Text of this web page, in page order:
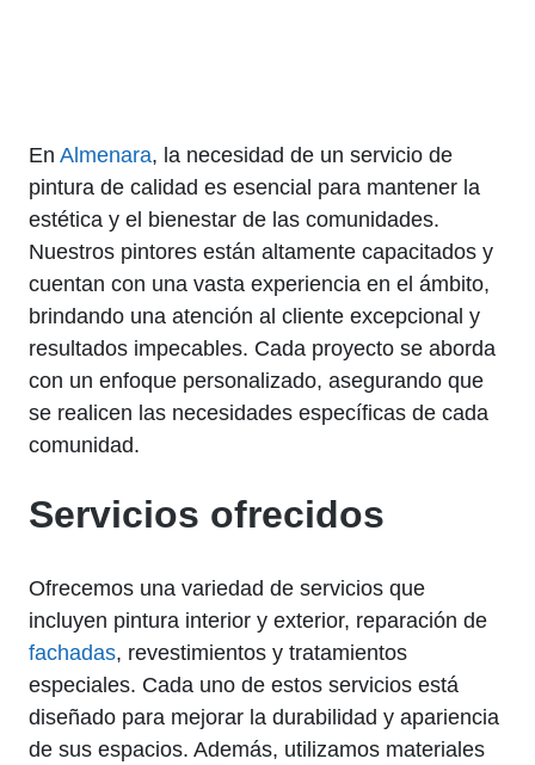
En Almenara, la necesidad de un servicio de
pintura de calidad es esencial para mantener la
estética y el bienestar de las comunidades.
Nuestros pintores están altamente capacitados y
cuentan con una vasta experiencia en el ámbito,
brindando una atención al cliente excepcional y
resultados impecables. Cada proyecto se aborda
con un enfoque personalizado, asegurando que
se realicen las necesidades específicas de cada
comunidad.
Servicios ofrecidos
Ofrecemos una variedad de servicios que
incluyen pintura interior y exterior, reparación de
fachadas, revestimientos y tratamientos
especiales. Cada uno de estos servicios está
diseñado para mejorar la durabilidad y apariencia
de sus espacios. Además, utilizamos materiales